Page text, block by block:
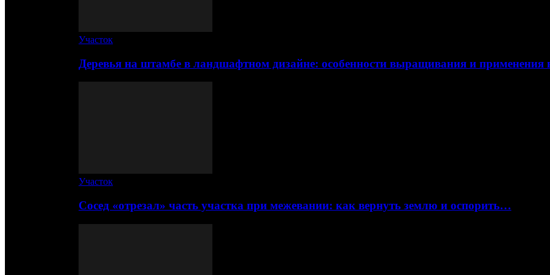
Участок
Деревья на штамбе в ландшафтном дизайне: особенности выращивания и
Участок
Сосед «отрезал» часть участка при межевании: как вернуть землю и оспорить…